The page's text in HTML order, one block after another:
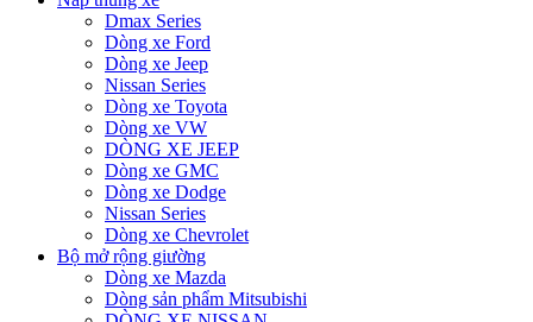
Dmax Series
Dòng xe Ford
Dòng xe Jeep
Nissan Series
Dòng xe Toyota
Dòng xe VW
DÒNG XE JEEP
Dòng xe GMC
Dòng xe Dodge
Nissan Series
Dòng xe Chevrolet
Bộ mở rộng giường
Dòng xe Mazda
Dòng sản phẩm Mitsubishi